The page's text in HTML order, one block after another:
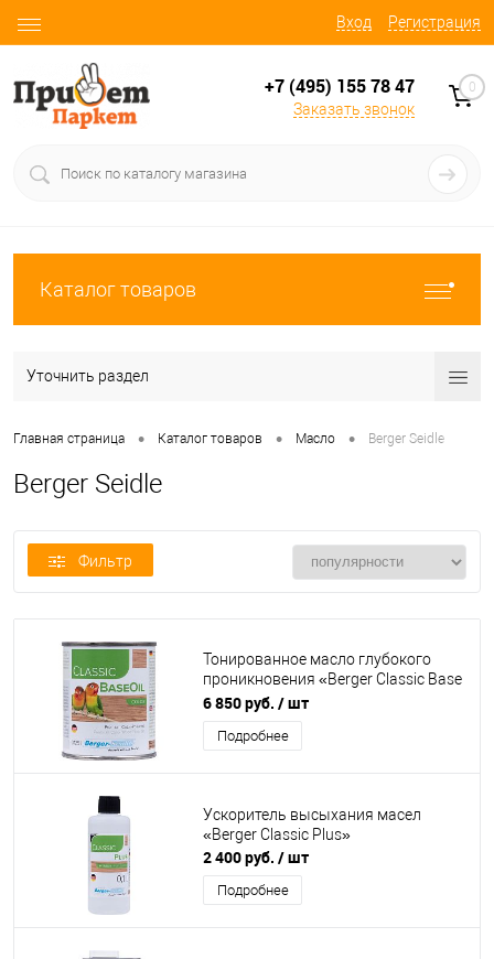
Вход Регистрация
+7 (495) 155 78 47
Заказать звонок
0
Каталог товаров
Уточнить раздел
Главная страница • Каталог товаров • Масло • Berger Seidle
Berger Seidle
Фильтр
Тонированное масло глубокого
проникновения «Berger Classic Base
Oil Color»
6 850 руб. / шт
Подробнее
Ускоритель высыхания масел
«Berger Classic Plus»
2 400 руб. / шт
Подробнее